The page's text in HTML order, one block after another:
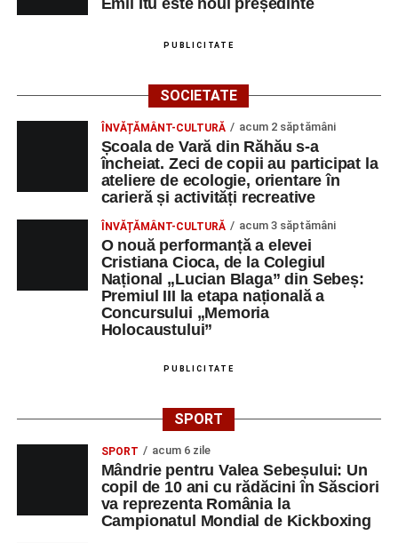
PUBLICITATE
SOCIETATE
ÎNVĂȚĂMÂNT-CULTURĂ acum 2 săptămâni
Școala de Vară din Răhău s-a
încheiat. Zeci de copii au participat la
ateliere de ecologie, orientare în
carieră și activități recreative
ÎNVĂȚĂMÂNT-CULTURĂ acum 3 săptămâni
O nouă performanță a elevei
Cristiana Cioca, de la Colegiul
Național „Lucian Blaga” din Sebeș:
Premiul III la etapa națională a
Concursului „Memoria
Holocaustului”
PUBLICITATE
SPORT
SPORT acum 6 zile
Mândrie pentru Valea Sebeșului: Un
copil de 10 ani cu rădăcini în Săsciori
va reprezenta România la
Campionatul Mondial de Kickboxing